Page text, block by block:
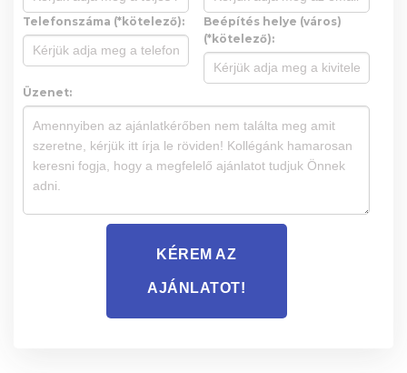
Telefonszáma (*kötelező):
Beépítés helye (város)
(*kötelező):
Üzenet:
KÉREM AZ
AJÁNLATOT!